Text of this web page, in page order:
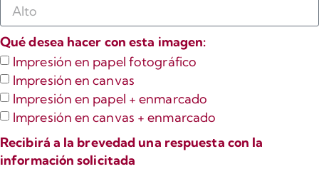
Qué desea hacer con esta imagen:
Impresión en papel fotográfico
Impresión en canvas
Impresión en papel + enmarcado
Impresión en canvas + enmarcado
Recibirá a la brevedad una respuesta con la
información solicitada